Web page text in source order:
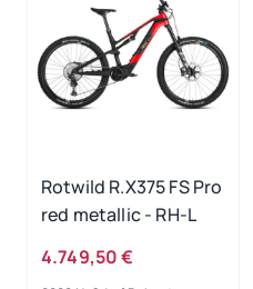
Rotwild R.X375 FS Pro
red metallic - RH-L
4.749,50 €